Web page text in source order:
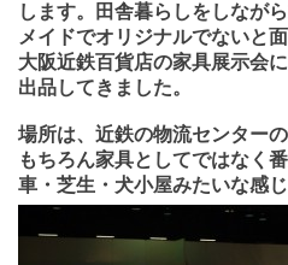
します。田舎暮らしをしなが
メイドでオリジナルでないと面
大阪近鉄百貨店の家具展示
出品してきました。
場所は、近鉄の物流センター
もちろん家具としてではなく
車・芝生・犬小屋みたいな感